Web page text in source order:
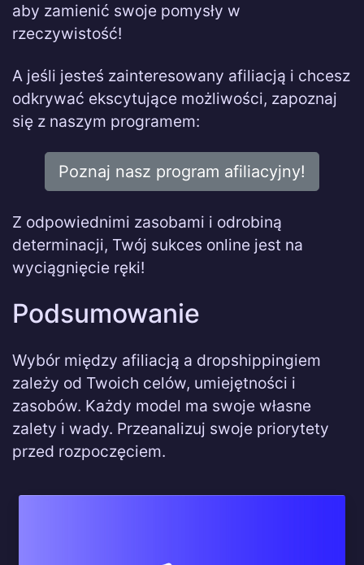
aby zamienić swoje pomysły w
rzeczywistość!
A jeśli jesteś zainteresowany afiliacją i chcesz
odkrywać ekscytujące możliwości, zapoznaj
się z naszym programem:
Poznaj nasz program afiliacyjny!
Z odpowiednimi zasobami i odrobiną
determinacji, Twój sukces online jest na
wyciągnięcie ręki!
Podsumowanie
Wybór między afiliacją a dropshippingiem
zależy od Twoich celów, umiejętności i
zasobów. Każdy model ma swoje własne
zalety i wady. Przeanalizuj swoje priorytety
przed rozpoczęciem.